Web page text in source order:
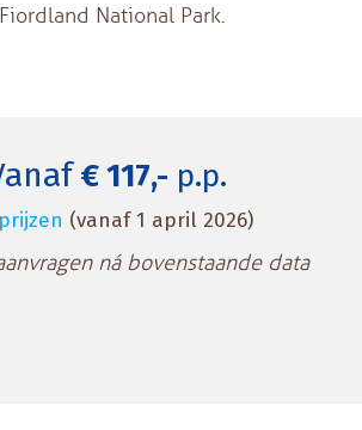
National Park.
€ 117,- p.p.
(vanaf 1 april 2026)
ná bovenstaande data